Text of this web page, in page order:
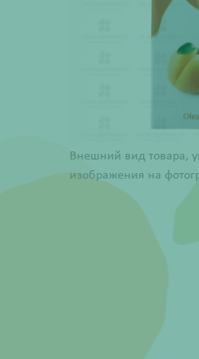
Внешний вид товара,
изображения на